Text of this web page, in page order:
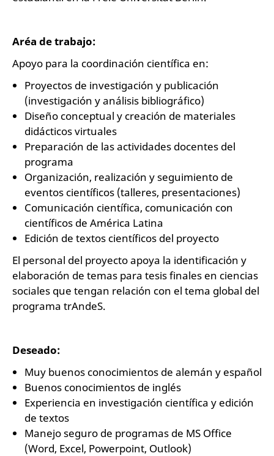
Aréa de trabajo:
Apoyo para la coordinación científica en:
Proyectos de investigación y publicación
(investigación y análisis bibliográfico)
Diseño conceptual y creación de materiales
didácticos virtuales
Preparación de las actividades docentes del
programa
Organización, realización y seguimiento de
eventos científicos (talleres, presentaciones)
Comunicación científica, comunicación con
científicos de América Latina
Edición de textos científicos del proyecto
El personal del proyecto apoya la identificación y
elaboración de temas para tesis finales en ciencias
sociales que tengan relación con el tema global del
programa trAndeS.
Deseado:
Muy buenos conocimientos de alemán y español
Buenos conocimientos de inglés
Experiencia en investigación científica y edición
de textos
Manejo seguro de programas de MS Office
(Word, Excel, Powerpoint, Outlook)